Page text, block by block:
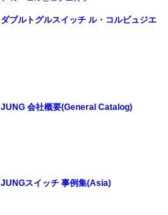
ダブルトグルスイッチ ル・コルビュジエ
JUNG 会社概要(General Catalog)
JUNGスイッチ 事例集(Asia)